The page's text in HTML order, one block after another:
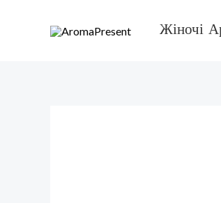
Жіночі